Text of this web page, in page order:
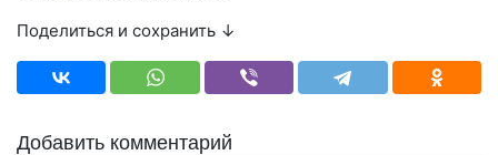
Поделиться и сохранить ↓
Добавить комментарий